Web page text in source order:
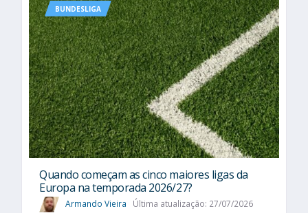
BUNDESLIGA
Quando começam as cinco maiores ligas da
Europa na temporada 2026/27?
Armando Vieira Última atualização: 27/07/2026